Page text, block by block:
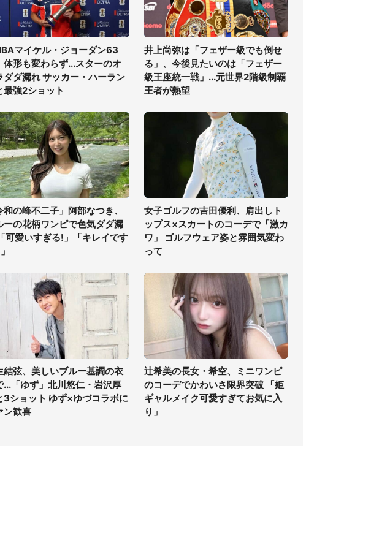
マイケル・ジョーダン63
体形も変わらず...スターのオ
ダダ漏れ サッカー・ハーラン
最強2ショット
井上尚弥は「フェザー級でも倒せ
る」、今後見たいのは「フェザー
級王座統一戦」...元世界2階級制覇
王者が熱望
和の峰不二子」阿部なつき、
ーの花柄ワンピで色気ダダ漏
可愛いすぎる!」「キレイです
女子ゴルフの吉田優利、肩出しト
ップス×スカートのコーデで「激カ
ワ」 ゴルフウェア姿と雰囲気変わ
って
結弦、美しいブルー基調の衣
...「ゆず」北川悠仁・岩沢厚
3ショット ゆず×ゆづコラボに
ン歓喜
辻希美の長女・希空、ミニワンピ
のコーデでかわいさ限界突破 「姫
ギャルメイク可愛すぎてお気に入
り」